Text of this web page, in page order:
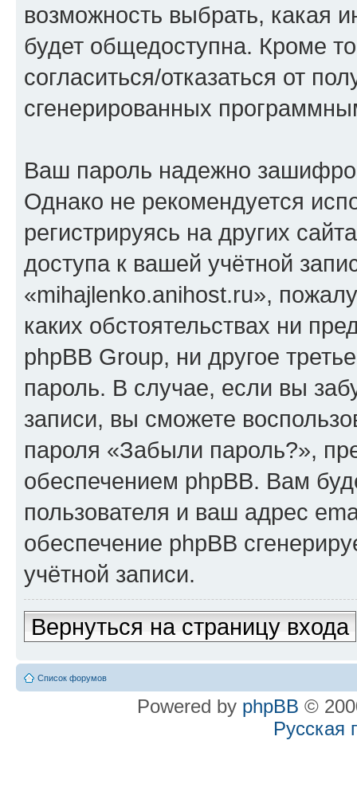
возможность выбрать, какая
будет общедоступна. Кроме
согласиться/отказаться от
сгенерированных
Ваш пароль надежно
Однако не рекомендуется
регистрируясь на других
доступа к вашей учётной
«mihajlenko.anihost.ru»,
каких обстоятельствах ни
phpBB Group, ни другое
пароль. В случае, если вы
записи, вы сможете
пароля «Забыли пароль?»,
обеспечением phpBB. Вам
пользователя и ваш адрес
обеспечение phpBB
учётной записи.
Вернуться на страницу входа
Список форумов
Powered by phpBB ©
Русская